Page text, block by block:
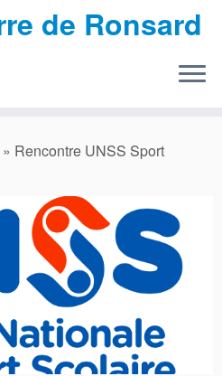
de Ronsard
» Rencontre UNSS Sport